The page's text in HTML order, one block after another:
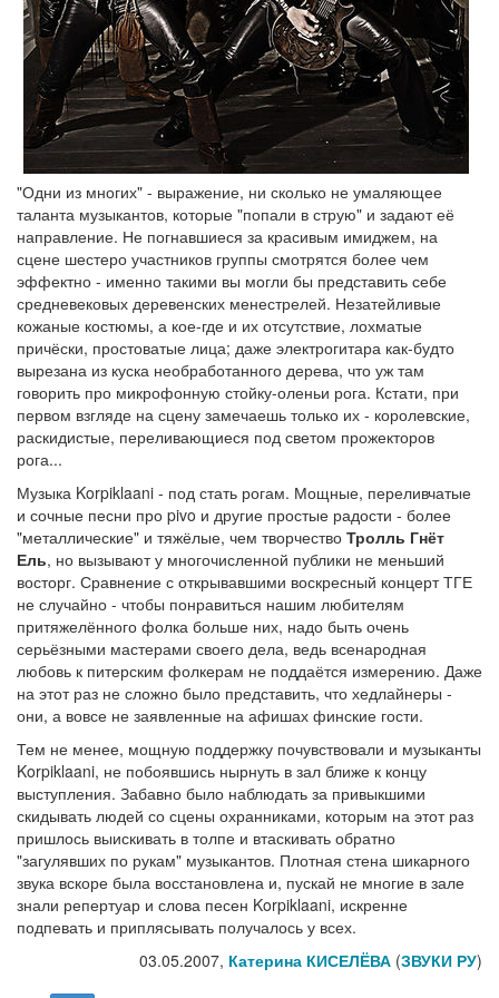
"Одни из многих" - выражение, ни сколько не умаляющее
таланта музыкантов, которые "попали в струю" и задают её
направление. Не погнавшиеся за красивым имиджем, на
сцене шестеро участников группы смотрятся более чем
эффектно - именно такими вы могли бы представить себе
средневековых деревенских менестрелей. Незатейливые
кожаные костюмы, а кое-где и их отсутствие, лохматые
причёски, простоватые лица; даже электрогитара как-будто
вырезана из куска необработанного дерева, что уж там
говорить про микрофонную стойку-оленьи рога. Кстати, при
первом взгляде на сцену замечаешь только их - королевские,
раскидистые, переливающиеся под светом прожекторов
рога...
Музыка Korpiklaani - под стать рогам. Мощные, переливчатые
и сочные песни про pivo и другие простые радости - более
"металлические" и тяжёлые, чем творчество Тролль Гнёт
Ель, но вызывают у многочисленной публики не меньший
восторг. Сравнение с открывавшими воскресный концерт ТГЕ
не случайно - чтобы понравиться нашим любителям
притяжелённого фолка больше них, надо быть очень
серьёзными мастерами своего дела, ведь всенародная
любовь к питерским фолкерам не поддаётся измерению. Даже
на этот раз не сложно было представить, что хедлайнеры -
они, а вовсе не заявленные на афишах финские гости.
Тем не менее, мощную поддержку почувствовали и музыканты
Korpiklaani, не побоявшись нырнуть в зал ближе к концу
выступления. Забавно было наблюдать за привыкшими
скидывать людей со сцены охранниками, которым на этот раз
пришлось выискивать в толпе и втаскивать обратно
"загулявших по рукам" музыкантов. Плотная стена шикарного
звука вскоре была восстановлена и, пускай не многие в зале
знали репертуар и слова песен Korpiklaani, искренне
подпевать и приплясывать получалось у всех.
03.05.2007, Катерина КИСЕЛЁВА (ЗВУКИ РУ)